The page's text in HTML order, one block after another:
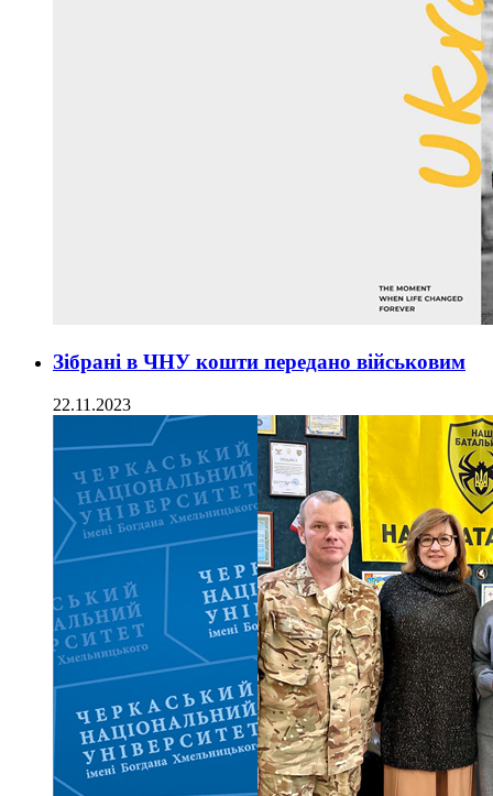
Зібрані в ЧНУ кошти передано військовим
22.11.2023